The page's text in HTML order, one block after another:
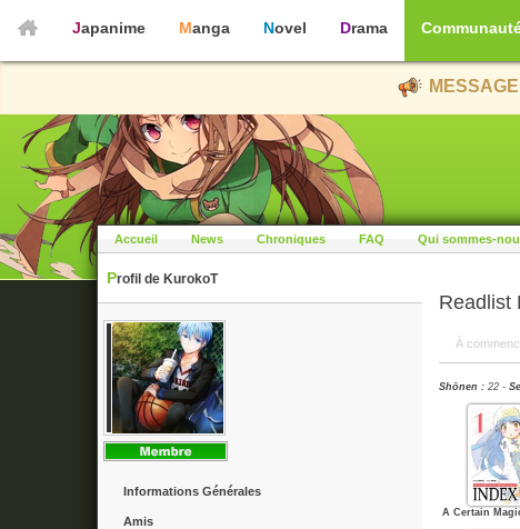
Japanime Manga Novel Drama
Accueil News Chroniques FAQ Qui sommes-
Profil de KurokoT
Informations Générales
Amis
Readlist
À
Shōnen : 22 -
A Certain